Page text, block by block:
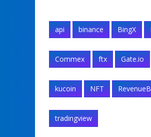
api binance BingX
Commex ftx Gate.io
kucoin NFT
tradingview